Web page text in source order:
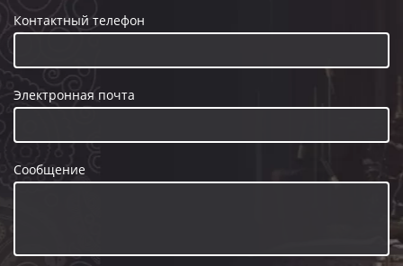
Контактный телефон
Электронная почта
Сообщение